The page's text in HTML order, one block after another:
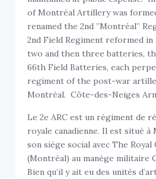
of Montréal Artillery was
renamed the 2nd ”Montréal”
2nd Field Regiment reformed
two and then three batteries,
66th Field Batteries, each
regiment of the post-war
Montréal. Côte-des-Neiges
Le 2e ARC est un régiment de
royale canadienne. Il est situé
son siège social avec The Royal
(Montréal) au manège militaire
Bien qu’il y ait eu des unités